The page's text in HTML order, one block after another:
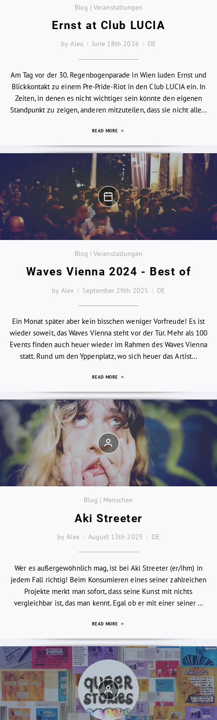
Blog | Veranstaltungen
Ernst at Club LUCIA
by Alex June 18th 2026 DE
Am Tag vor der 30. Regenbogenparade in Wien luden Ernst und
Blickkontakt zu einem Pre-Pride-Riot in den Club LUCIA ein. In
Zeiten, in denen es nicht wichtiger sein könnte den eigenen
Standpunkt zu zeigen, anderen mitzuteilen, dass sie nicht alle...
READ MORE
Blog | Veranstaltungen
Waves Vienna 2024 - Best of
by Alex September 29th 2025 DE
Ein Monat später aber kein bisschen weniger Vorfreude! Es ist
wieder soweit, das Waves Vienna steht vor der Tür. Mehr als 100
Events finden auch heuer wieder im Rahmen des Waves Vienna
statt. Rund um den Yppenplatz, wo sich heuer das Artist...
READ MORE
Blog | Menschen
Aki Streeter
by Alex August 13th 2025 DE
Wer es außergewöhnlich mag, ist bei Aki Streeter (er/ihm) in
jedem Fall richtig! Beim Konsumieren eines seiner zahlreichen
Projekte merkt man sofort, dass seine Kunst mit nichts
vergleichbar ist, das man kennt. Egal ob er mit einer seiner ...
READ MORE